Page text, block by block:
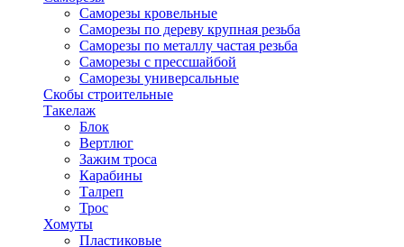
Саморезы кровельные
Саморезы по дереву крупная резьба
Саморезы по металлу частая резьба
Саморезы с прессшайбой
Саморезы универсальные
Скобы строительные
Такелаж
Блок
Вертлюг
Зажим троса
Карабины
Талреп
Трос
Хомуты
Пластиковые